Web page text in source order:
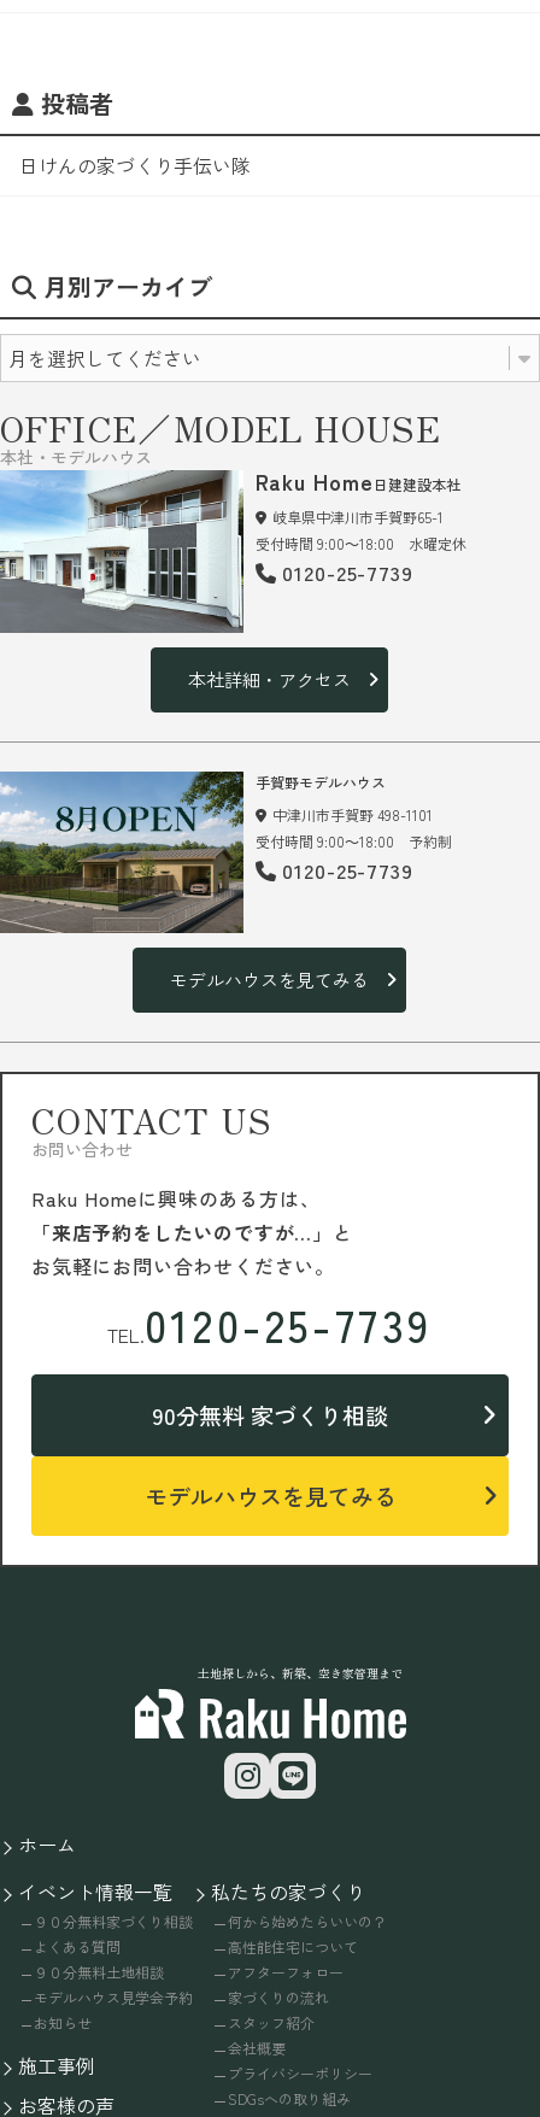
投稿者
日けんの家づくり手伝い隊
月別アーカイブ
OFFICE／MODEL HOUSE
本社・モデルハウス
Raku Home 日建建設本社
岐阜県中津川市手賀野65-1
受付時間 9:00～18:00 水曜定休
0120-25-7739
本社詳細・アクセス
手賀野モデルハウス
中津川市手賀野 498-1101
受付時間 9:00～18:00 予約制
0120-25-7739
モデルハウスを見てみる
CONTACT US
お問い合わせ
Raku Homeに興味のある方は、
「来店予約をしたいのですが…」 と
お気軽にお問い合わせください。
TEL.0120-25-7739
90分無料 家づくり相談
モデルハウスを見てみる
土地探しから、新築、空き家管理まで
ホーム
イベント情報一覧
９０分無料家づくり相談
よくある質問
９０分無料土地相談
モデルハウス見学会予約
お知らせ
施工事例
お客様の声
私たちの家づくり
何から始めたらいいの？
高性能住宅について
アフターフォロー
家づくりの流れ
スタッフ紹介
会社概要
プライバシーポリシー
SDGsへの取り組み